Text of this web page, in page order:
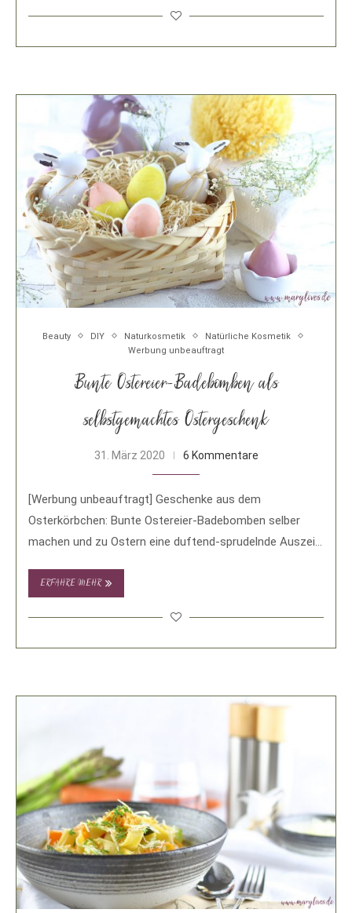
Beauty DIY Naturkosmetik
Natürliche Kosmetik
Werbung unbeauftragt
Bunte Ostereier-Badebomben als
selbstgemachtes Ostergeschenk
31. März 2020 6 Kommentare
[Werbung unbeauftragt] Geschenke aus dem
Osterkörbchen: Bunte Ostereier-Badebomben selber
machen und zu Ostern eine duftend-sprudelnde Auszeit
die …
ERFAHRE MEHR